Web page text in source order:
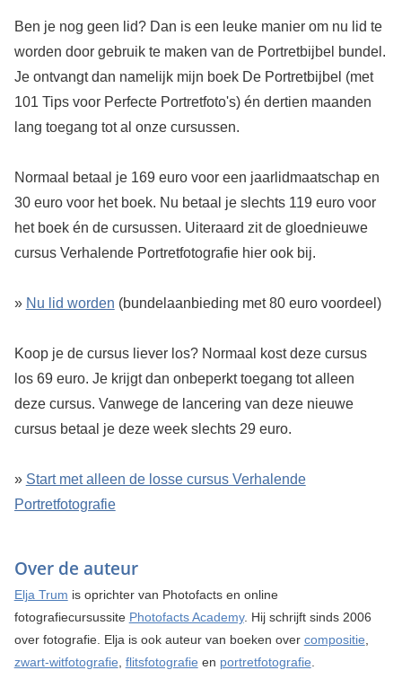
Ben je nog geen lid? Dan is een leuke manier om nu lid te
worden door gebruik te maken van de Portretbijbel bundel.
Je ontvangt dan namelijk mijn boek De Portretbijbel (met
101 Tips voor Perfecte Portretfoto's) én dertien maanden
lang toegang tot al onze cursussen.
Normaal betaal je 169 euro voor een jaarlidmaatschap en
30 euro voor het boek. Nu betaal je slechts 119 euro voor
het boek én de cursussen. Uiteraard zit de gloednieuwe
cursus Verhalende Portretfotografie hier ook bij.
» Nu lid worden (bundelaanbieding met 80 euro voordeel)
Koop je de cursus liever los? Normaal kost deze cursus
los 69 euro. Je krijgt dan onbeperkt toegang tot alleen
deze cursus. Vanwege de lancering van deze nieuwe
cursus betaal je deze week slechts 29 euro.
» Start met alleen de losse cursus Verhalende
Portretfotografie
Over de auteur
Elja Trum is oprichter van Photofacts en online
fotografiecursussite Photofacts Academy. Hij schrijft sinds 2006
over fotografie. Elja is ook auteur van boeken over compositie
zwart-witfotografie flitsfotografie en portretfotografie